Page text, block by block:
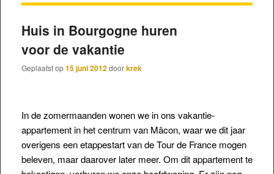
Huis in Bourgogne huren
voor de vakantie
Geplaatst op15 juni 2012doorkrek
In de zomermaanden wonen we in ons vakantie-
appartement in het centrum van Mâcon, waar we dit jaar
overigens een etappestart van de Tour de France mogen
beleven, maar daarover later meer. Om dit appartement te